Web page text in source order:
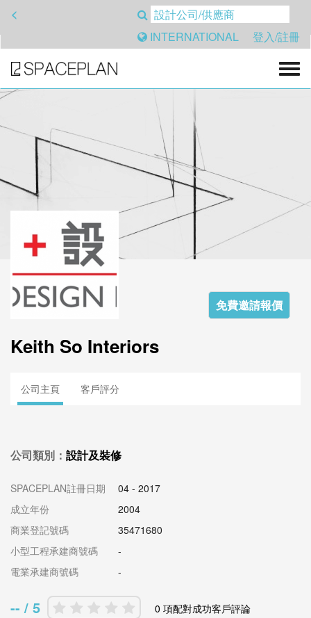
<
INTERNATIONAL
登入/註冊
免費邀請報價
Keith So Interiors
公司主頁 客戶評分
公司類別： 設計及裝修
SPACEPLAN註冊日期
04 - 2017
成立年份
2004
商業登記號碼
35471680
小型工程承建商號碼
-
電業承建商號碼
-
-- / 5 0 項配對成功客戶評論